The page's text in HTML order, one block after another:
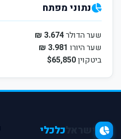
נתוני מפתח
שער הדולר3.674 ₪
שער היורו 3.981 ₪
ביטקוין$65,850
כלכלי